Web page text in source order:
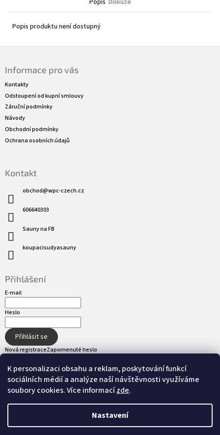
K personalizaci obsahu a reklam, poskytování funkcí
sociálních médií a analýze naší návštěvnosti využíváme
soubory cookies. Více informacízde.
Nastavení
Popis produktu není dostupný
Informace pro vás
Kontakty
Odstoupení od kupní smlouvy
Záruční podmínky
Návody
Obchodní podmínky
Ochrana osobních údajů
Kontakt
obchod@wpc-czech.cz
606640303
Sauny na FB
koupacisudyasauny
Přihlášení
E-mail
Heslo
Přihlásit se
Nová registraceZapomenuté heslo
Přijímáme online platby